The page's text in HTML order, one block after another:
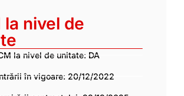
la nivel de
la nivel de unitate: DA
în vigoare: 20/12/2022